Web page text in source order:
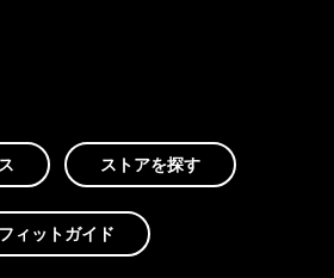
ストアを探す
ィットガイド